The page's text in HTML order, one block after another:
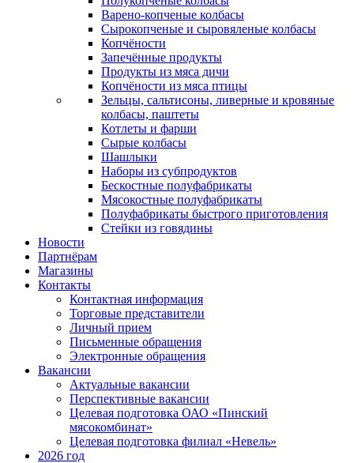
Варено-копченые колбасы
Сырокопченые и сыровяленые колбасы
Копчёности
Запечённые продукты
Продукты из мяса дичи
Копчёности из мяса птицы
Зельцы, сальтисоны, ливерные и кровяные
колбасы, паштеты
Котлеты и фарши
Сырые колбасы
Шашлыки
Наборы из субпродуктов
Бескостные полуфабрикаты
Мясокостные полуфабрикаты
Полуфабрикаты быстрого приготовления
Стейки из говядины
Новости
Партнёрам
Магазины
Контакты
Контактная информация
Торговые представители
Личный прием
Письменные обращения
Электронные обращения
Вакансии
Актуальные вакансии
Перспективные вакансии
Целевая подготовка ОАО «Пинский
мясокомбинат»
Целевая подготовка филиал «Невель»
2026 год